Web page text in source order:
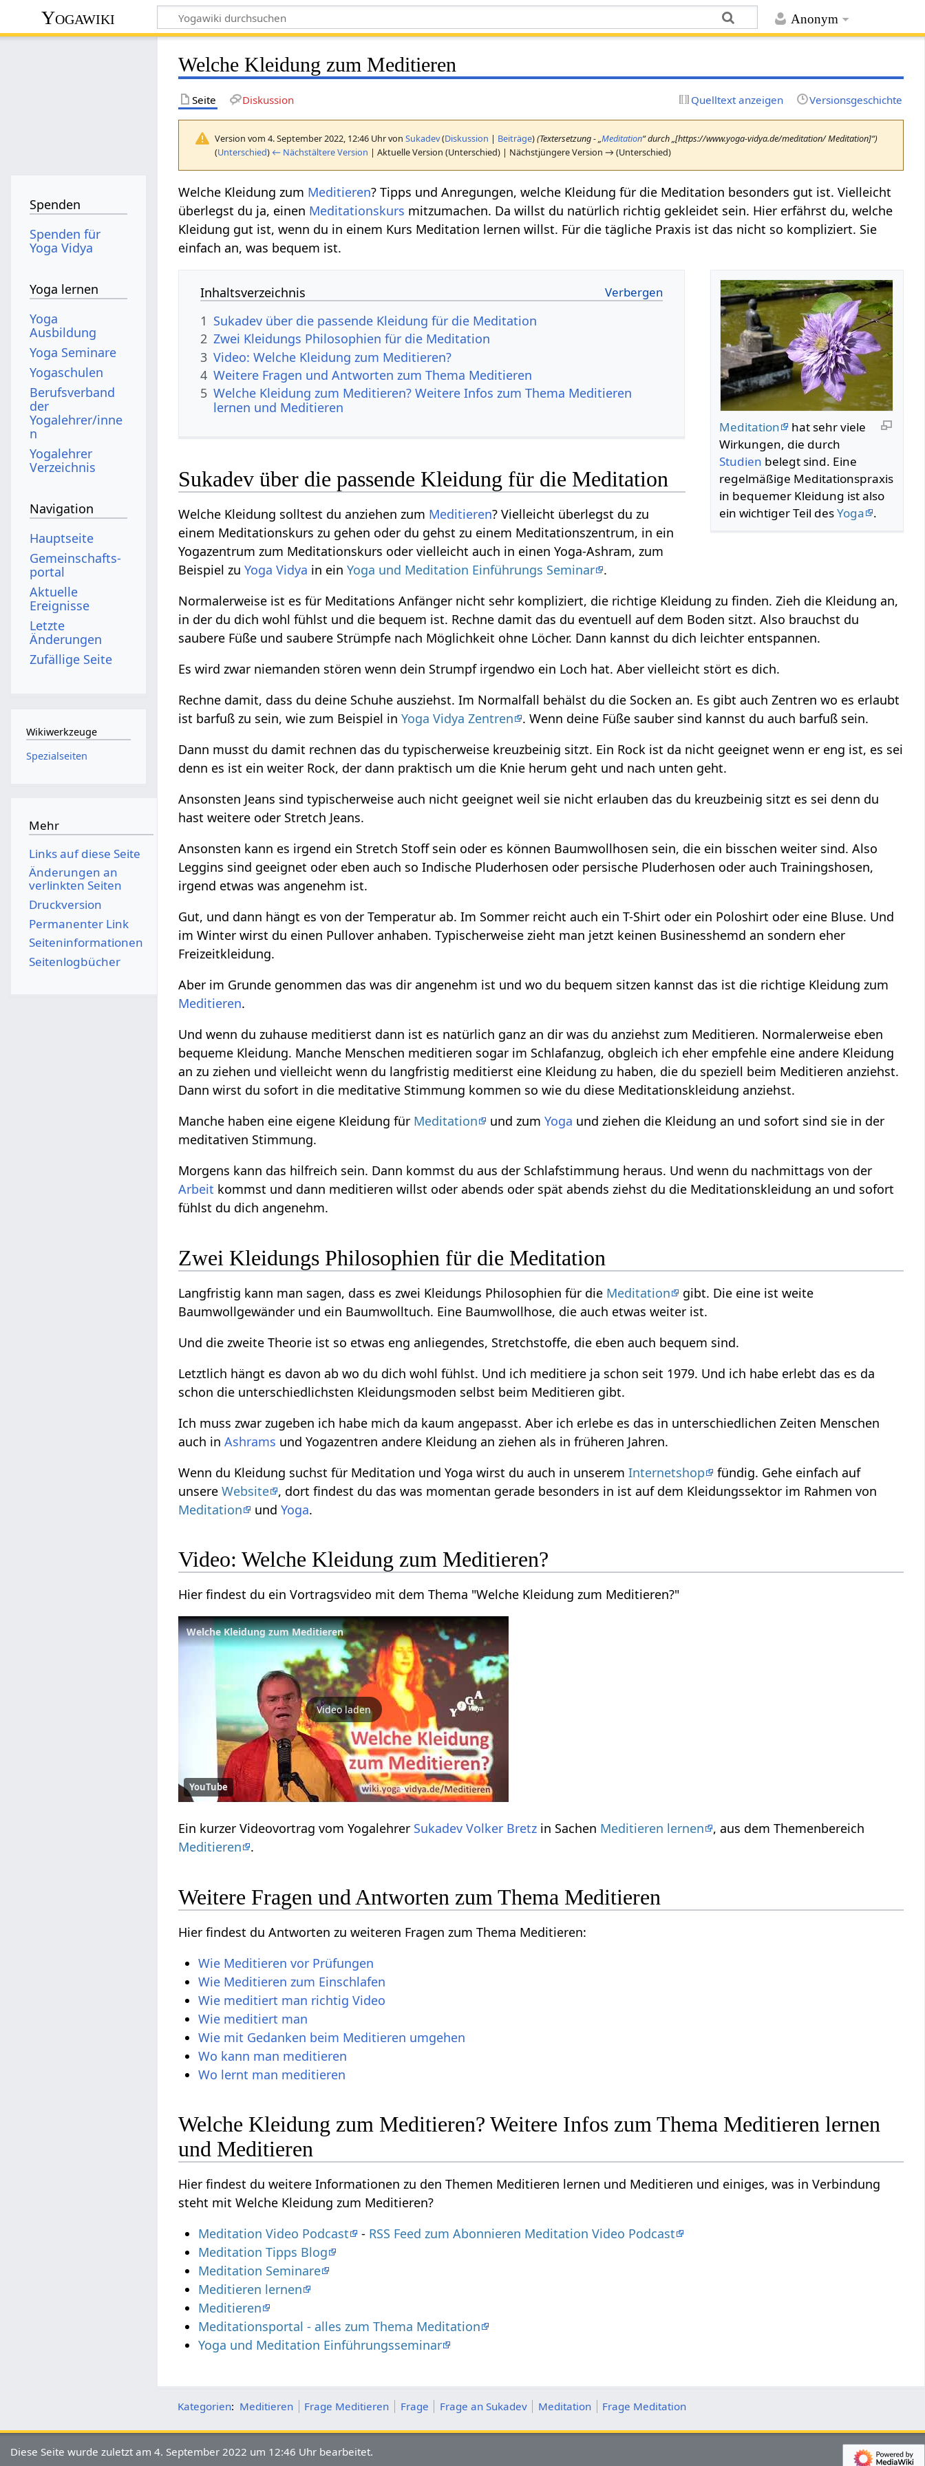
Anonym
Yogawiki
Welche Kleidung zum Meditieren
Seite Diskussion Quelltext anzeigen Versionsgeschichte
Version vom 4. September 2022, 12:46 Uhr vonSukadev(Diskussion | Beiträge)(Textersetzung - „Meditation“ durch „[https://www.yoga-vidya.de/meditation/ Meditation]“)
(Unterschied) ← Nächstältere Version | Aktuelle Version (Unterschied) | Nächstjüngere Version → (Unterschied)
Welche Kleidung zum Meditieren? Tipps und Anregungen, welche Kleidung für die Meditation besonders gut ist. Vielleicht
überlegst du ja, einen Meditationskurs mitzumachen. Da willst du natürlich richtig gekleidet sein. Hier erfährst du, welche
Kleidung gut ist, wenn du in einem Kurs Meditation lernen willst. Für die tägliche Praxis ist das nicht so kompliziert. Sie
einfach an, was bequem ist.
Meditation
hat sehr viele
Wirkungen, die durch
Studien belegt sind. Eine
regelmäßige Meditationspraxis
in bequemer Kleidung ist also
ein wichtiger Teil desYoga .
Inhaltsverzeichnis
1 Sukadev über die passende Kleidung für die Meditation
2 Zwei Kleidungs Philosophien für die Meditation
3 Video: Welche Kleidung zum Meditieren?
4 Weitere Fragen und Antworten zum Thema Meditieren
5 Welche Kleidung zum Meditieren? Weitere Infos zum Thema Meditieren
lernen und Meditieren
Sukadev über die passende Kleidung für die Meditation
Welche Kleidung solltest du anziehen zum Meditieren? Vielleicht überlegst du zu
einem Meditationskurs zu gehen oder du gehst zu einem Meditationszentrum, in ein
Yogazentrum zum Meditationskurs oder vielleicht auch in einen Yoga-Ashram, zum
Beispiel zuYoga Vidya in einYoga und Meditation Einführungs Seminar .
Normalerweise ist es für Meditations Anfänger nicht sehr kompliziert, die richtige Kleidung zu finden. Zieh die Kleidung an,
in der du dich wohl fühlst und die bequem ist. Rechne damit das du eventuell auf dem Boden sitzt. Also brauchst du
saubere Füße und saubere Strümpfe nach Möglichkeit ohne Löcher. Dann kannst du dich leichter entspannen.
Es wird zwar niemanden stören wenn dein Strumpf irgendwo ein Loch hat. Aber vielleicht stört es dich.
Rechne damit, dass du deine Schuhe ausziehst. Im Normalfall behälst du die Socken an. Es gibt auch Zentren wo es erlaubt
ist barfuß zu sein, wie zum Beispiel inYoga Vidya Zentren
. Wenn deine Füße sauber sind kannst du auch barfuß sein.
Dann musst du damit rechnen das du typischerweise kreuzbeinig sitzt. Ein Rock ist da nicht geeignet wenn er eng ist, es sei
denn es ist ein weiter Rock, der dann praktisch um die Knie herum geht und nach unten geht.
Ansonsten Jeans sind typischerweise auch nicht geeignet weil sie nicht erlauben das du kreuzbeinig sitzt es sei denn du
hast weitere oder Stretch Jeans.
Ansonsten kann es irgend ein Stretch Stoff sein oder es können Baumwollhosen sein, die ein bisschen weiter sind. Also
Leggins sind geeignet oder eben auch so Indische Pluderhosen oder persische Pluderhosen oder auch Trainingshosen,
irgend etwas was angenehm ist.
Gut, und dann hängt es von der Temperatur ab. Im Sommer reicht auch ein T-Shirt oder ein Poloshirt oder eine Bluse. Und
im Winter wirst du einen Pullover anhaben. Typischerweise zieht man jetzt keinen Businesshemd an sondern eher
Freizeitkleidung.
Aber im Grunde genommen das was dir angenehm ist und wo du bequem sitzen kannst das ist die richtige Kleidung zum
Meditieren.
Und wenn du zuhause meditierst dann ist es natürlich ganz an dir was du anziehst zum Meditieren. Normalerweise eben
bequeme Kleidung. Manche Menschen meditieren sogar im Schlafanzug, obgleich ich eher empfehle eine andere Kleidung
an zu ziehen und vielleicht wenn du langfristig meditierst eine Kleidung zu haben, die du speziell beim Meditieren anziehst.
Dann wirst du sofort in die meditative Stimmung kommen so wie du diese Meditationskleidung anziehst.
Manche haben eine eigene Kleidung für Meditation und zumYoga und ziehen die Kleidung an und sofort sind sie in der
meditativen Stimmung.
Morgens kann das hilfreich sein. Dann kommst du aus der Schlafstimmung heraus. Und wenn du nachmittags von der
Arbeit kommst und dann meditieren willst oder abends oder spät abends ziehst du die Meditationskleidung an und sofort
fühlst du dich angenehm.
Zwei Kleidungs Philosophien für die Meditation
Langfristig kann man sagen, dass es zwei Kleidungs Philosophien für die Meditation
gibt. Die eine ist weite
Baumwollgewänder und ein Baumwolltuch. Eine Baumwollhose, die auch etwas weiter ist.
Und die zweite Theorie ist so etwas eng anliegendes, Stretchstoffe, die eben auch bequem sind.
Letztlich hängt es davon ab wo du dich wohl fühlst. Und ich meditiere ja schon seit 1979. Und ich habe erlebt das es da
schon die unterschiedlichsten Kleidungsmoden selbst beim Meditieren gibt.
Ich muss zwar zugeben ich habe mich da kaum angepasst. Aber ich erlebe es das in unterschiedlichen Zeiten Menschen
auch inAshrams und Yogazentren andere Kleidung an ziehen als in früheren Jahren.
Wenn du Kleidung suchst für Meditation und Yoga wirst du auch in unseremInternetshop
fündig. Gehe einfach auf
unsereWebsite , dort findest du das was momentan gerade besonders in ist auf dem Kleidungssektor im Rahmen von
Meditation
undYoga.
Video: Welche Kleidung zum Meditieren?
Hier findest du ein Vortragsvideo mit dem Thema "Welche Kleidung zum Meditieren?"
Welche Kleidung zum Meditieren
Video laden
YouTube
Ein kurzer Videovortrag vom Yogalehrer Sukadev Volker Bretz in Sachen Meditieren lernen
, aus dem Themenbereich
Meditieren
.
Weitere Fragen und Antworten zum Thema Meditieren
Hier findest du Antworten zu weiteren Fragen zum Thema Meditieren:
Wie Meditieren vor Prüfungen
Wie Meditieren zum Einschlafen
Wie meditiert man richtig Video
Wie meditiert man
Wie mit Gedanken beim Meditieren umgehen
Wo kann man meditieren
Wo lernt man meditieren
Welche Kleidung zum Meditieren? Weitere Infos zum Thema Meditieren lernen
und Meditieren
Hier findest du weitere Informationen zu den Themen Meditieren lernen und Meditieren und einiges, was in Verbindung
steht mit Welche Kleidung zum Meditieren?
Meditation Video Podcast
- RSS Feed zum Abonnieren Meditation Video Podcast
Meditation Tipps Blog
Meditation Seminare
Meditieren lernen
Meditieren
Meditationsportal - alles zum Thema Meditation
Yoga und Meditation Einführungsseminar
Kategorien: Meditieren Frage Meditieren Frage Frage an Sukadev Meditation Frage Meditation
Spenden
Spenden für
Yoga Vidya
Yoga lernen
Yoga
Ausbildung
Yoga Seminare
Yogaschulen
Berufsverband
der
Yogalehrer/inne
n
Yogalehrer
Verzeichnis
Navigation
Hauptseite
Gemeinschafts­
portal
Aktuelle
Ereignisse
Letzte
Änderungen
Zufällige Seite
Wikiwerkzeuge
Spezialseiten
Mehr
Links auf diese Seite
Änderungen an
verlinkten Seiten
Druckversion
Permanenter Link
Seiten­­informationen
Seitenlogbücher
Diese Seite wurde zuletzt am 4. September 2022 um 12:46 Uhr bearbeitet.